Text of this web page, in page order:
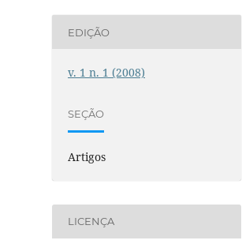
EDIÇÃO
v. 1 n. 1 (2008)
SEÇÃO
Artigos
LICENÇA